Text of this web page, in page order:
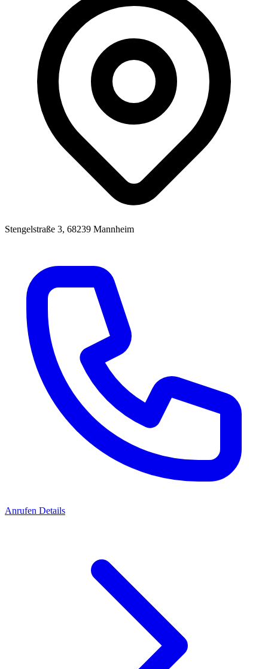
Stengelstraße 3, 68239 Mannheim
Anrufen Details